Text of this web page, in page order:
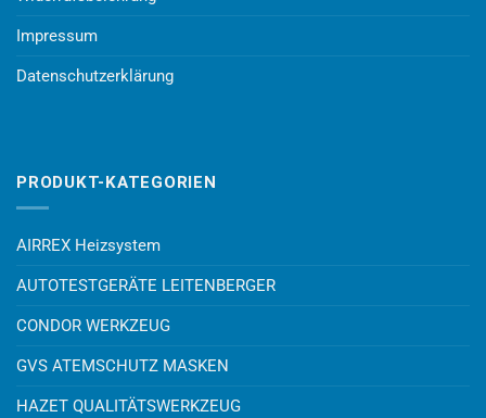
Impressum
Datenschutzerklärung
PRODUKT-KATEGORIEN
AIRREX Heizsystem
AUTOTESTGERÄTE LEITENBERGER
CONDOR WERKZEUG
GVS ATEMSCHUTZ MASKEN
HAZET QUALITÄTSWERKZEUG